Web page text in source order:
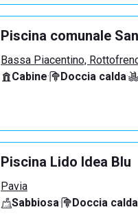
Piscina comunale
Bassa Piacentino,
Cabine· Doccia calda·
Piscina Lido Idea Blu
Pavia
Sabbiosa· Doccia calda